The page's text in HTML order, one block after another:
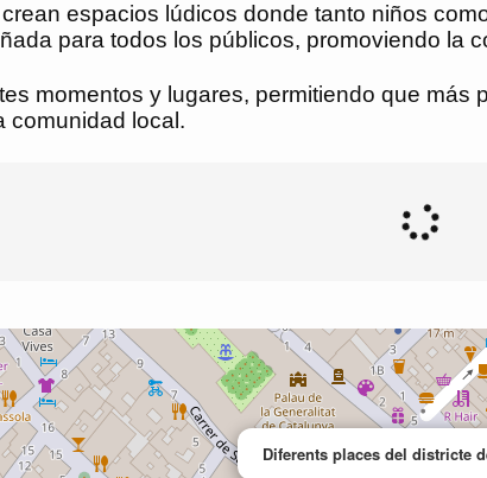
espacios lúdicos donde tanto niños
para todos los públicos, promoviendo la
momentos y lugares, permitiendo que
comunidad local.